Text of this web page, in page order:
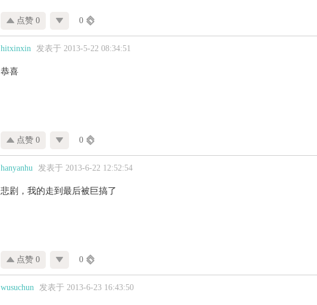
点赞 0 0
hitxinxin 发表于 2013-5-22 08:34:51
恭喜
点赞 0 0
hanyanhu 发表于 2013-6-22 12:52:54
悲剧，我的走到最后被巨搞了
点赞 0 0
wusuchun 发表于 2013-6-23 16:43:50